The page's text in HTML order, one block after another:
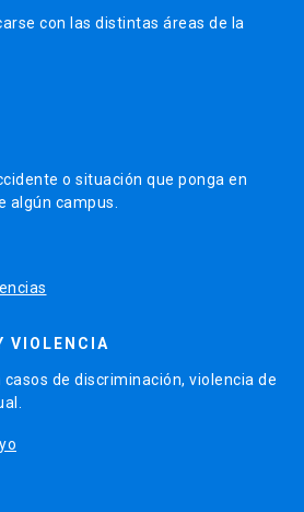
con las distintas áreas de la
o situación que ponga en
algún campus.
VIOLENCIA
de discriminación, violencia de